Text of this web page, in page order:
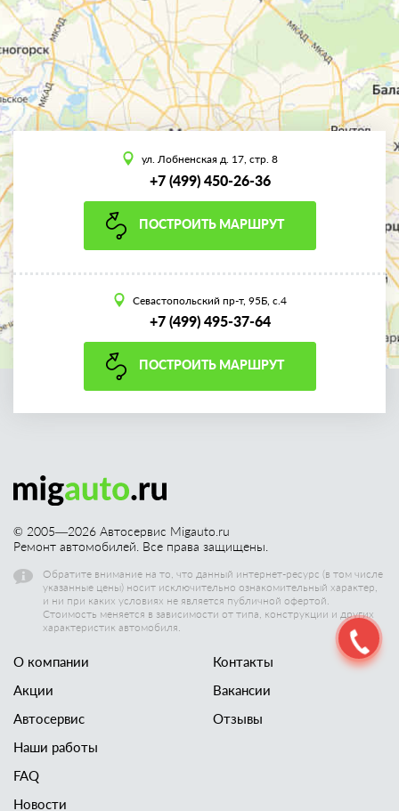
ул. Лобненская д. 17, стр. 8
+7 (499) 450-26-36
ПОСТРОИТЬ МАРШРУТ
Севастопольский пр-т, 95Б, с.4
+7 (499) 495-37-64
ПОСТРОИТЬ МАРШРУТ
© 2005—2026 Автосервис Migauto.ru
Ремонт автомобилей. Все права защищены.
Обратите внимание на то, что данный интернет-ресурс (в том числе
указанные цены) носит исключительно ознакомительный характер,
и ни при каких условиях не является публичной офертой.
Стоимость меняется в зависимости от типа, конструкции и других
характеристик автомобиля.
О компании
Акции
Автосервис
Наши работы
Контакты
Вакансии
Отзывы
FAQ
Новости